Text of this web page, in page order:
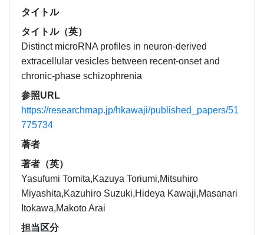
タイトル
タイトル（英）
Distinct microRNA profiles in neuron-derived
extracellular vesicles between recent-onset and
chronic-phase schizophrenia
参照URL
https://researchmap.jp/hkawaji/published_papers/51
775734
著者
著者（英）
Yasufumi Tomita,Kazuya Toriumi,Mitsuhiro
Miyashita,Kazuhiro Suzuki,Hideya Kawaji,Masanari
Itokawa,Makoto Arai
担当区分